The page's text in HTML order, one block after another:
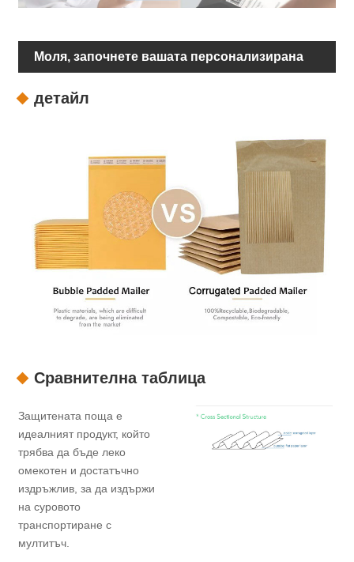
Моля, започнете вашата персонализирана
детайл
Сравнителна таблица
Защитената поща е
идеалният продукт, който
трябва да бъде леко
омекотен и достатъчно
издръжлив, за да издържи
на суровото
транспортиране с
мултитъч.